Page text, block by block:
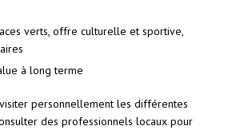
verts, offre culturelle et sportive,
à long terme
personnellement les différentes
des professionnels locaux pour